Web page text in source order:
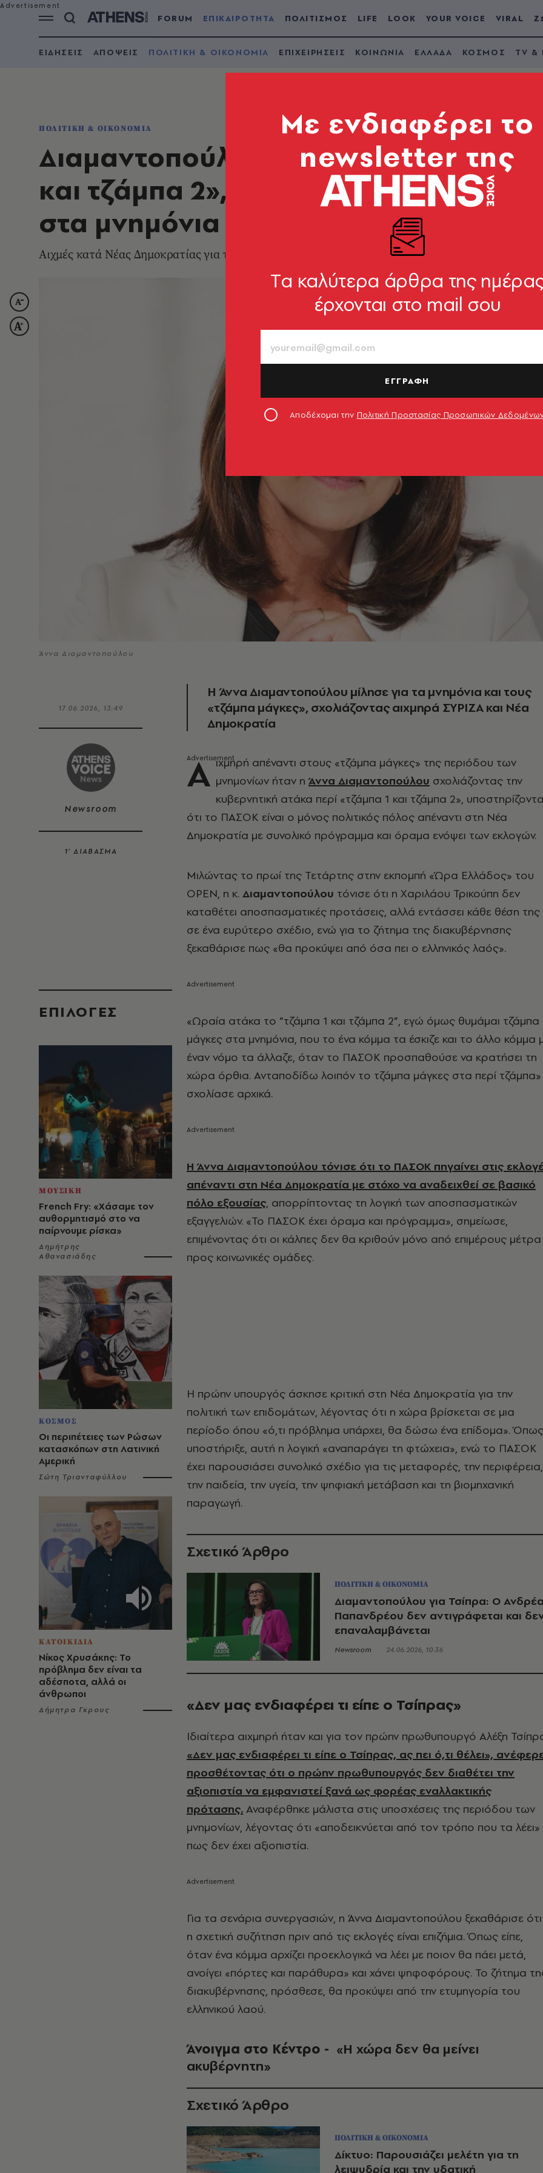
FORUM ΕΠΙΚΑΙΡΟΤΗΤΑ ΠΟΛΙΤΙΣΜΟΣ LIFE LOOK YOUR VOICE VIRAL
ΕΙΔΗΣΕΙΣ ΑΠΟΨΕΙΣ ΠΟΛΙΤΙΚΗ & ΟΙΚΟΝΟΜΙΑ ΕΠΙΧΕΙΡΗΣΕΙΣ ΚΟΙΝΩΝΙΑ ΕΛΛΑΔΑ ΚΟΣΜΟΣ TV &
ΠΟΛΙΤΙΚΗ & ΟΙΚΟΝΟΜΙΑ
Διαμαντοπούλου: Ωραία ατάκα το
και τζάμπα 2», όμως θυμάμαι τζάμπα
στα μνημόνια
Αιχμές κατά Νέας Δημοκρατίας για την επιδοματική πολιτική
Άννα Διαμαντοπούλου
17.06.2026, 13:49
Newsroom
1’ ΔΙΑΒΑΣΜΑ
EΠΙΛΟΓΈΣ
ΜΟΥΣΙΚΗ
French Fry: «Χάσαμε τον
αυθορμητισμό στο να
παίρνουμε ρίσκα»
Δημήτρης
Αθανασιάδης
ΚΟΣΜΟΣ
Οι περιπέτειες των Ρώσων
κατασκόπων στη Λατινική
Αμερική
Σώτη Τριανταφύλλου
ΚΑΤΟΙΚΙΔΙΑ
Νίκος Χρυσάκης: Το
πρόβλημα δεν είναι τα
αδέσποτα, αλλά οι
άνθρωποι
Δήμητρα Γκρους
Η Άννα Διαμαντοπούλου μίλησε για τα μνημόνια και τους
«τζάμπα μάγκες», σχολιάζοντας αιχμηρά ΣΥΡΙΖΑ και Νέα
Δημοκρατία
Α ιχμηρή απέναντι στους «τζάμπα μάγκες» της περιόδου των
μνημονίων ήταν η Άννα Διαμαντοπούλου σχολιάζοντας την
κυβερνητική ατάκα περί «τζάμπα 1 και τζάμπα 2»,
ότι το ΠΑΣΟΚ είναι ο μόνος πολιτικός πόλος απέναντι στη Νέα
Δημοκρατία με συνολικό πρόγραμμα και όραμα ενόψει των εκλογών.
Μιλώντας το πρωί της Τετάρτης στην εκπομπή «Ώρα Ελλάδος» του
OPEN, η κ. Διαμαντοπούλου τόνισε ότι η Χαριλάου Τρικούπη δεν
καταθέτει αποσπασματικές προτάσεις, αλλά εντάσσει κάθε θέση της
σε ένα ευρύτερο σχέδιο, ενώ για το ζήτημα της διακυβέρνησης
ξεκαθάρισε πως «θα προκύψει από όσα πει ο ελληνικός λαός».
«Ωραία ατάκα το “τζάμπα 1 και τζάμπα 2”, εγώ όμως θυμάμαι τζάμπα
μάγκες στα μνημόνια, που το ένα κόμμα τα έσκιζε και το άλλο κόμμα
έναν νόμο τα άλλαζε, όταν το ΠΑΣΟΚ προσπαθούσε να κρατήσει τη
χώρα όρθια. Ανταποδίδω λοιπόν το τζάμπα μάγκες στα περί τζάμπα»
σχολίασε αρχικά.
Η Άννα Διαμαντοπούλου τόνισε ότι το ΠΑΣΟΚ πηγαίνει στις
απέναντι στη Νέα Δημοκρατία με στόχο να αναδειχθεί σε βασικό
πόλο εξουσίας, απορρίπτοντας τη λογική των αποσπασματικών
εξαγγελιών. «Το ΠΑΣΟΚ έχει όραμα και πρόγραμμα», σημείωσε,
επιμένοντας ότι οι κάλπες δεν θα κριθούν μόνο από επιμέρους μέτρα
προς κοινωνικές ομάδες.
Η πρώην υπουργός άσκησε κριτική στη Νέα Δημοκρατία για την
πολιτική των επιδομάτων, λέγοντας ότι η χώρα βρίσκεται σε μια
περίοδο όπου «ό,τι πρόβλημα υπάρχει, θα δώσω ένα επίδομα». Όπως
υποστήριξε, αυτή η λογική «αναπαράγει τη φτώχεια», ενώ το ΠΑΣΟΚ
έχει παρουσιάσει συνολικό σχέδιο για τις μεταφορές, την περιφέρεια,
την παιδεία, την υγεία, την ψηφιακή μετάβαση και τη βιομηχανική
παραγωγή.
Σχετικό Άρθρο
ΠΟΛΙΤΙΚΗ & ΟΙΚΟΝΟΜΙΑ
Διαμαντοπούλου για Τσίπρα: Ο
Παπανδρέου δεν αντιγράφεται και
επαναλαμβάνεται
Newsroom 24.06.2026, 10:36
«Δεν μας ενδιαφέρει τι είπε ο Τσίπρας»
Ιδιαίτερα αιχμηρή ήταν και για τον πρώην πρωθυπουργό Αλέξη
«Δεν μας ενδιαφέρει τι είπε ο Τσίπρας, ας πει ό,τι θέλει»,
προσθέτοντας ότι ο πρώην πρωθυπουργός δεν διαθέτει την
αξιοπιστία να εμφανιστεί ξανά ως φορέας εναλλακτικής
πρότασης. Αναφέρθηκε μάλιστα στις υποσχέσεις της περιόδου των
μνημονίων, λέγοντας ότι «αποδεικνύεται από τον τρόπο που τα λέει»
πως δεν έχει αξιοπιστία.
Για τα σενάρια συνεργασιών, η Άννα Διαμαντοπούλου ξεκαθάρισε ότι
η σχετική συζήτηση πριν από τις εκλογές είναι επιζήμια. Όπως είπε,
όταν ένα κόμμα αρχίζει προεκλογικά να λέει με ποιον θα πάει μετά,
ανοίγει «πόρτες και παράθυρα» και χάνει ψηφοφόρους. Το ζήτημα
διακυβέρνησης, πρόσθεσε, θα προκύψει από την ετυμηγορία του
ελληνικού λαού.
Άνοιγμα στο Κέντρο - «Η χώρα δεν θα μείνει
ακυβέρνητη»
Σχετικό Άρθρο
ΠΟΛΙΤΙΚΗ & ΟΙΚΟΝΟΜΙΑ
Δίκτυο: Παρουσιάζει μελέτη για τη
λειψυδρία και την υδατική
Mε ενδιαφέρει το
newsletter της
Tα καλύτερα άρθρα της
έρχονται στο mail σου
ΕΓΓΡΑΦΗ
Αποδέχομαι την Πολιτική Προστασίας Προσωπικών